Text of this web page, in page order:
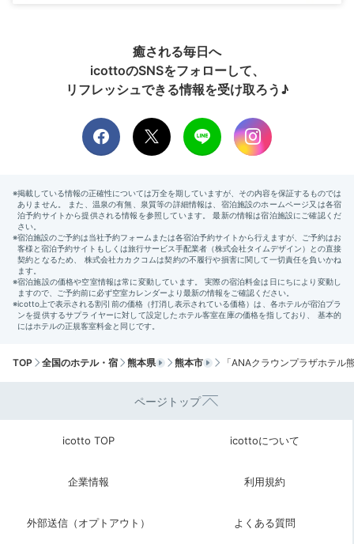
癒される毎日へ
icottoのSNSをフォローして、
リフレッシュできる情報を受け取ろう♪
TOP 全国のホテル・宿 熊本県 熊本市 「ANAクラウンプラザホテル
ページトップ
icotto TOP icottoについて
企業情報 利用規約
外部送信（オプトアウト） よくある質問